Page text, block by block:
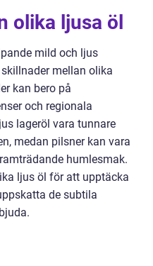
olika ljusa öl
mild och ljus
mellan olika
kan bero på
och regionala
lageröl vara tunnare
medan pilsner kan vara
humlesmak.
ljus öl för att upptäcka
de subtila